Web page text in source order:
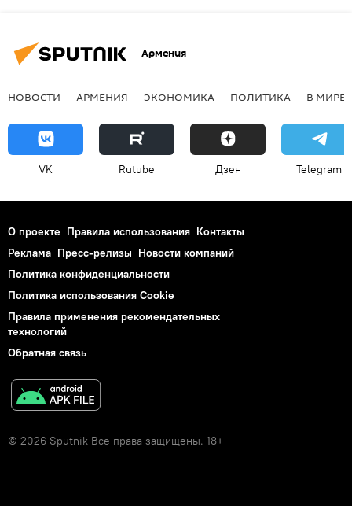
Армения
НОВОСТИ АРМЕНИЯ ЭКОНОМИКА ПОЛИТИКА В МИРЕ
VK Rutube Дзен Telegram
О проекте Правила использования Контакты
Реклама Пресс-релизы Новости компаний
Политика конфиденциальности
Политика использования Cookie
Правила применения рекомендательных
технологий
Обратная связь
© 2026 Sputnik Все права защищены. 18+